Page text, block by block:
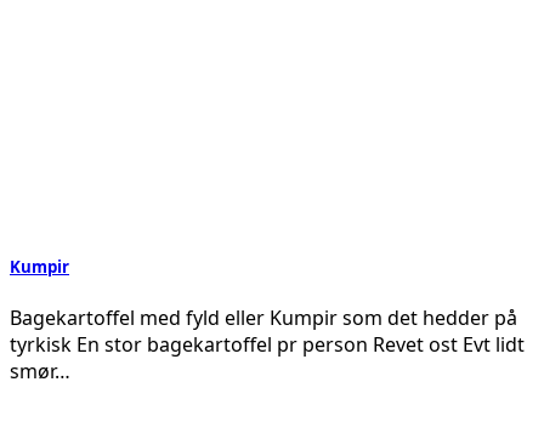
Kumpir
Bagekartoffel med fyld eller Kumpir som det hedder på
tyrkisk En stor bagekartoffel pr person Revet ost Evt lidt
smør…